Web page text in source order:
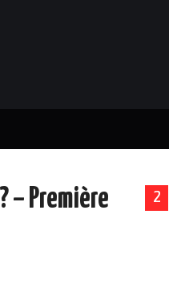
2
– Première